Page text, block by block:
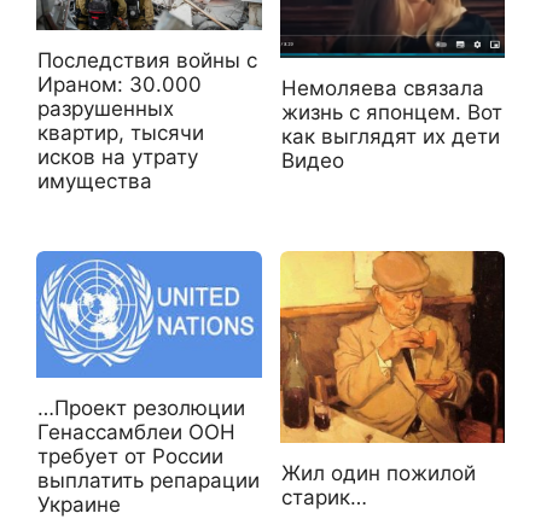
Последствия войны с
Ираном: 30.000
разрушенных
квартир, тысячи
исков на утрату
имущества
Немоляева связала
жизнь с японцем. Вот
как выглядят их дети
Видео
…Проект резолюции
Генассамблеи ООН
требует от России
выплатить репарации
Украине
Жил один пожилой
старик…